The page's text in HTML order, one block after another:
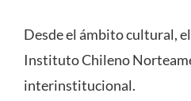
Desde el ámbito cultural,
Instituto Chileno
interinstitucional.